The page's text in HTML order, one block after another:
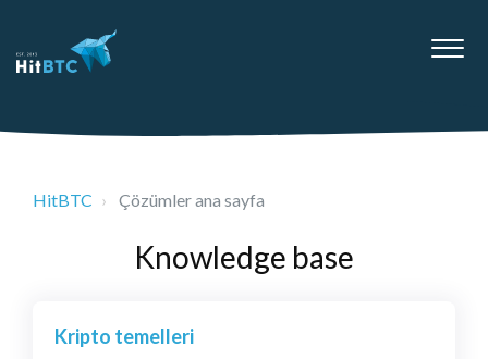
HitBTC Çözümler ana sayfa
Knowledge base
Kripto temelleri